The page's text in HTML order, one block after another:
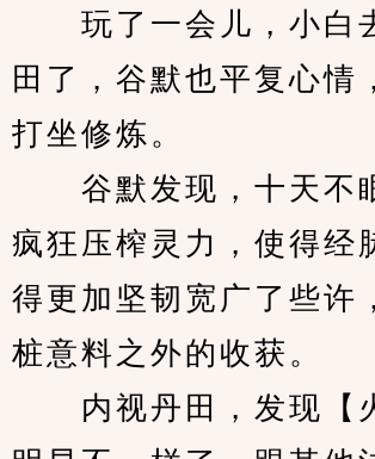
玩了一会儿，小白
田了，谷默也平复心情
打坐修炼。
谷默发现，十天不
疯狂压榨灵力，使得经
得更加坚韧宽广了些许
桩意料之外的收获。
内视丹田，发现【